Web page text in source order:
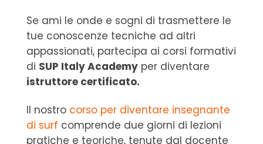
Se ami le onde e sogni di trasmettere le
tue conoscenze tecniche ad altri
appassionati, partecipa ai corsi formativi
di SUP Italy Academyper diventare
istruttore certificato.
Il nostro corso per diventare insegnante
di surf comprende due giorni di lezioni
pratiche e teoriche, tenute dal docente